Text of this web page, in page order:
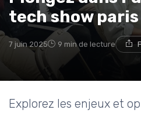
tech show paris
7 juin 2025 9 min de lecture
Explorez les enjeux et
→ Je
* En rejoignant le club,
de B2B Insiders et les offres